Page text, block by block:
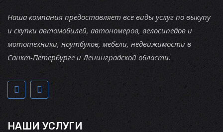
Наша компания предоставляет все виды услуг по выкупу
и скупки автомобилей, автономеров, велосипедов и
мототехники, ноутбуков, мебели, недвижимости в
Санкт-Петербурге и Ленинградской области.
НАШИ УСЛУГИ